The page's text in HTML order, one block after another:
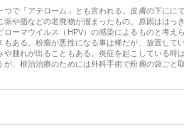
つで「アテローム」とも言われる。皮膚の下にに
垢や脂などの老廃物が溜まったもの。原因ははっ
ローマウイルス（HPV）の感染によるものと考え
もある。粉瘤が悪性になる事は稀だが、放置して
や腫れが出ることもある。炎症を起こしている時
が、根治治療のためには外科手術で粉瘤の袋ごと